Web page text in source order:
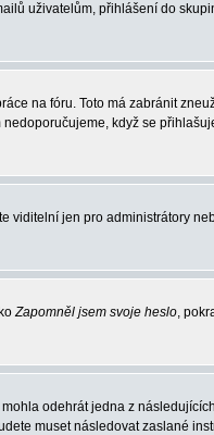
uživatelům, přihlášení do
na fóru. Toto má zabránit
když se
viditelní jen pro administrátory
Zapomněl jsem svoje heslo,
odehrát jedna z
muset následovat zaslané